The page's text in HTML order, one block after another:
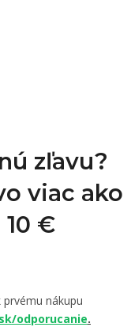
zľavu?
viac ako
10 €
nákupu
odporucanie.